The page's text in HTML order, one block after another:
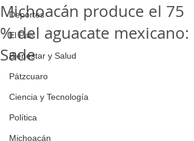
Deportes
El Pais
Bienestar y Salud
Pátzcuaro
Ciencia y Tecnología
Política
Michoacán
Michoacán produce el 75
% del aguacate mexicano:
Sade